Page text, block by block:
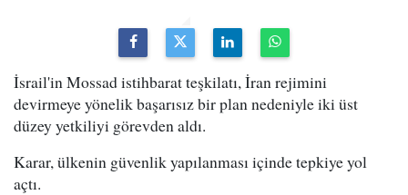
İsrail'in Mossad istihbarat teşkilatı, İran rejimini
devirmeye yönelik başarısız bir plan nedeniyle iki üst
düzey yetkiliyi görevden aldı.
Karar, ülkenin güvenlik yapılanması içinde tepkiye yol
açtı.